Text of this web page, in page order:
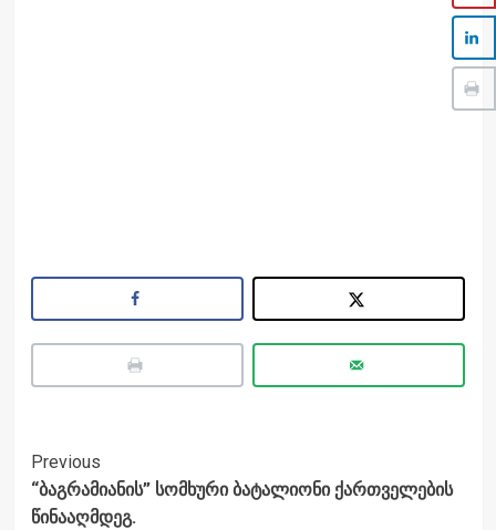
Post
Navigation
Previous
“ბაგრამიანის” სომხური ბატალიონი ქართველების
წინააღმდეგ.